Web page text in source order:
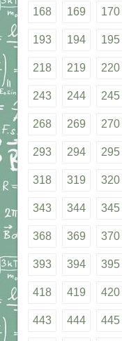
168 169 170
193 194 195
218 219 220
243 244 245
268 269 270
293 294 295
318 319 320
343 344 345
368 369 370
393 394 395
418 419 420
443 444 445